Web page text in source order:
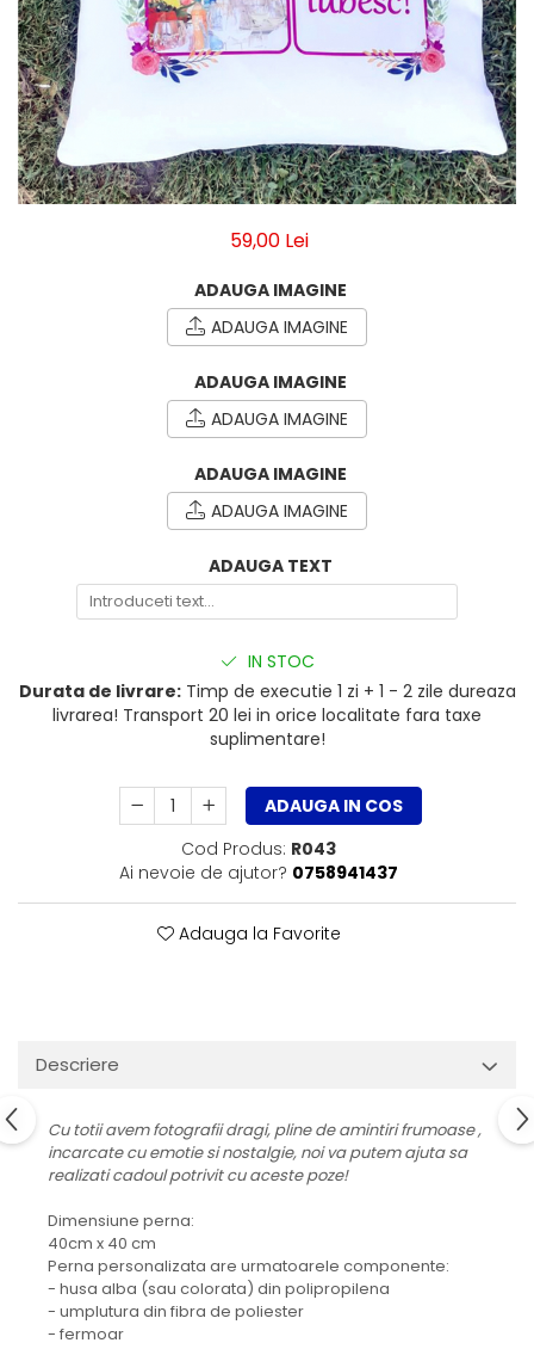
Tablou Aluminiu
Tablouri auto
Calendare Personalizate
Ceas Personalizat
59,00 Lei
ADAUGA IMAGINE
ADAUGA IMAGINE
ADAUGA IMAGINE
ADAUGA IMAGINE
ADAUGA IMAGINE
ADAUGA IMAGINE
ADAUGA TEXT
IN STOC
Durata de livrare:Timp de executie 1 zi + 1 - 2 zile dureaza
livrarea! Transport 20 lei in orice localitate fara taxe
suplimentare!
ADAUGA IN COS
Cod Produs: R043
Ai nevoie de ajutor? 0758941437
Adauga la Favorite
Descriere
Cu totii avem fotografii dragi, pline de amintiri frumoase ,
incarcate cu emotie si nostalgie, noi va putem ajuta sa
realizati cadoul potrivit cu aceste poze!
Dimensiune perna:
40cm x 40 cm
Perna personalizata are urmatoarele componente:
- husa alba (sau colorata) din polipropilena
- umplutura din fibra de poliester
- fermoar